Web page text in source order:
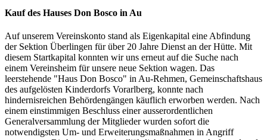
Kauf des Hauses Don Bosco in Au
Auf unserem Vereinskonto stand als Eigenkapital eine Abfindung
der Sektion Überlingen für über 20 Jahre Dienst an der Hütte. Mit
diesem Startkapital konnten wir uns erneut auf die Suche nach
einem Vereinsheim für unsere neue Sektion wagen. Das
leerstehende "Haus Don Bosco" in Au-Rehmen, Gemeinschaftshaus
des aufgelösten Kinderdorfs Vorarlberg, konnte nach
hindernisreichen Behördengängen käuflich erworben werden. Nach
einem einstimmigen Beschluss einer ausserordentlichen
Generalversammlung der Mitglieder wurden sofort die
notwendigsten Um- und Erweiterungsmaßnahmen in Angriff